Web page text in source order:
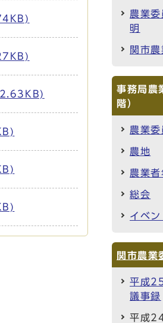
農業
明
関市
事務局農
階）
農業委
農地
農業者
総会
イベン
関市農業
平成
議事録
平成